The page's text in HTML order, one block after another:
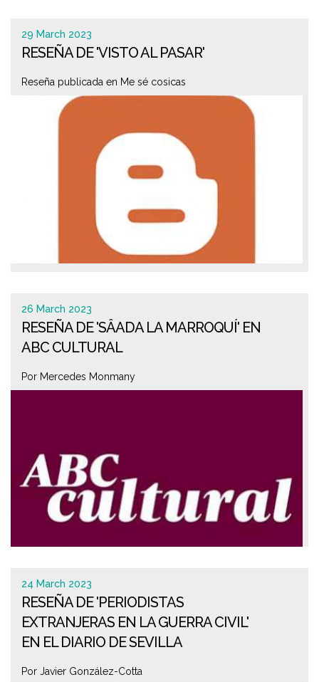
29 March 2023
RESEÑA DE 'VISTO AL PASAR'
Reseña publicada en Me sé cosicas
26 March 2023
RESEÑA DE 'SÂADA LA MARROQUÍ' EN
ABC CULTURAL
Por Mercedes Monmany
24 March 2023
RESEÑA DE 'PERIODISTAS
EXTRANJERAS EN LA GUERRA CIVIL'
EN EL DIARIO DE SEVILLA
Por Javier González-Cotta